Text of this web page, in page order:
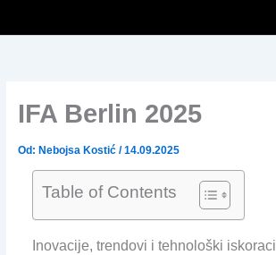
IFA Berlin 2025
Od: Nebojsa Kostić /14.09.2025
Table of Contents
Inovacije, trendovi i tehnološki iskoraci